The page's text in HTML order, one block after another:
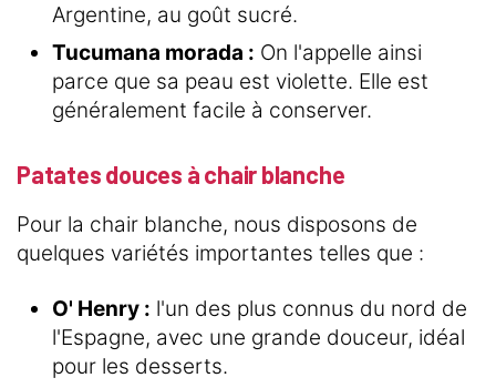
Argentine, au goût sucré.
Tucumana morada : On l'appelle ainsi
parce que sa peau est violette. Elle est
généralement facile à conserver.
Patates douces à chair blanche
Pour la chair blanche, nous disposons de
quelques variétés importantes telles que :
O' Henry : l'un des plus connus du nord de
l'Espagne, avec une grande douceur, idéal
pour les desserts.